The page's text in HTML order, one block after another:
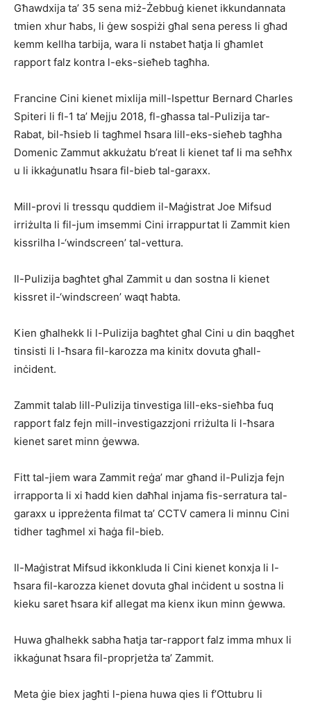
Għawdxija ta’ 35 sena miż-Żebbuġ kienet ikkundannata
tmien xhur ħabs, li ġew sospiżi għal sena peress li għad
kemm kellha tarbija, wara li nstabet ħatja li għamlet
rapport falz kontra l-eks-sieħeb tagħha.
Francine Cini kienet mixlija mill-Ispettur Bernard Charles
Spiteri li fl-1 ta’ Mejju 2018, fl-għassa tal-Pulizija tar-
Rabat, bil-ħsieb li tagħmel ħsara lill-eks-sieħeb tagħha
Domenic Zammut akkużatu b’reat li kienet taf li ma seħħx
u li ikkaġunatlu ħsara fil-bieb tal-garaxx.
Mill-provi li tressqu quddiem il-Maġistrat Joe Mifsud
irriżulta li fil-jum imsemmi Cini irrappurtat li Zammit kien
kissrilha l-‘windscreen’ tal-vettura.
Il-Pulizija bagħtet għal Zammit u dan sostna li kienet
kissret il-‘windscreen’ waqt ħabta.
Kien għalhekk li l-Pulizija bagħtet għal Cini u din baqgħet
tinsisti li l-ħsara fil-karozza ma kinitx dovuta għall-
inċident.
Zammit talab lill-Pulizija tinvestiga lill-eks-sieħba fuq
rapport falz fejn mill-investigazzjoni rriżulta li l-ħsara
kienet saret minn ġewwa.
Fitt tal-jiem wara Zammit reġa’ mar għand il-Pulizja fejn
irrapporta li xi ħadd kien daħħal injama fis-serratura tal-
garaxx u ippreżenta filmat ta’ CCTV camera li minnu Cini
tidher tagħmel xi ħaġa fil-bieb.
Il-Maġistrat Mifsud ikkonkluda li Cini kienet konxja li l-
ħsara fil-karozza kienet dovuta għal inċident u sostna li
kieku saret ħsara kif allegat ma kienx ikun minn ġewwa.
Huwa għalhekk sabha ħatja tar-rapport falz imma mhux li
ikkaġunat ħsara fil-proprjetża ta’ Zammit.
Meta ġie biex jagħti l-piena huwa qies li f’Ottubru li